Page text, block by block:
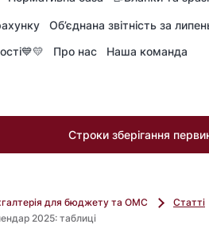
Об’єднана звітність за
Про нас Наша команда
Строки зберігання
для бюджету та ОМС Статті
2025: таблиці